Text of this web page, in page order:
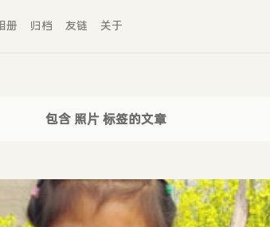
册 归档 友链 关于
包含 照片 标签的文章